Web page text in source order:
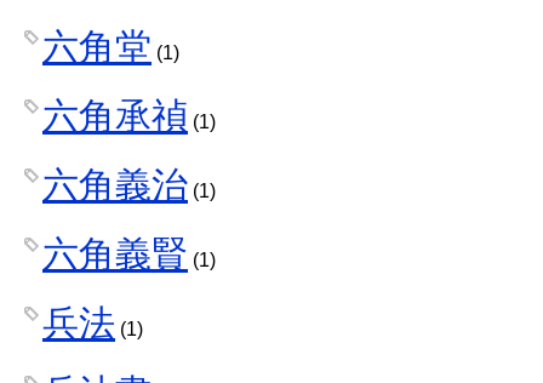
六角堂 (1)
六角承禎 (1)
六角義治 (1)
六角義賢 (1)
兵法 (1)